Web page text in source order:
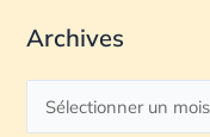
Archives